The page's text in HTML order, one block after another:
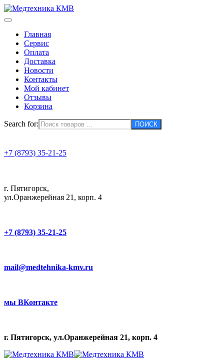
Главная
Сервис
Оплата
Доставка
Новости
Контакты
Мой кабинет
Отзывы
Корзина
Search for:
+7 (8793) 35-21-25
г. Пятигорск,
ул.Оранжерейная 21, корп. 4
+7 (8793) 35-21-25
mail@medtehnika-kmv.ru
мы ВКонтакте
г. Пятигорск, ул.Оранжерейная 21, корп. 4